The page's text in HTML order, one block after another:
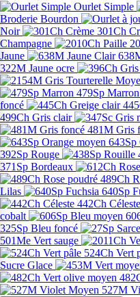
Ourlet Simple
Broderie Bourdon
Noir
301Ch
Champagne
Jaune
322M Jaune ocre
479Sp Marron
foncé
499Ch Gris clair
481M Gris
643Sp
392Sp Rouge
371Sp Bordeaux
489Ch
Lilas
640Sp
442Ch Céleste
cobalt
325Sp Bleu foncé
501Me Vert sauge
524Ch Vert
Sucre Glace
527M